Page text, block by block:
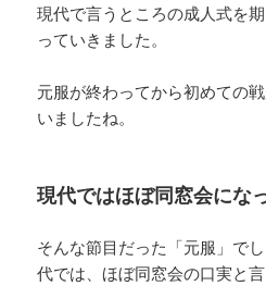
現代で言うところの成人式を
っていきました。
元服が終わってから初めての
いましたね。
現代ではほぼ同窓会にな
そんな節目だった「元服」で
代では、ほぼ同窓会の口実と